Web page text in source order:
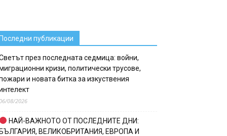
публикации
през последната седмица: войни,
кризи, политически трусове,
и новата битка за изкуствения
08/2026
НАЙ-ВАЖНОТО ОТ ПОСЛЕДНИТЕ ДНИ:
ВЕЛИКОБРИТАНИЯ, ЕВРОПА И